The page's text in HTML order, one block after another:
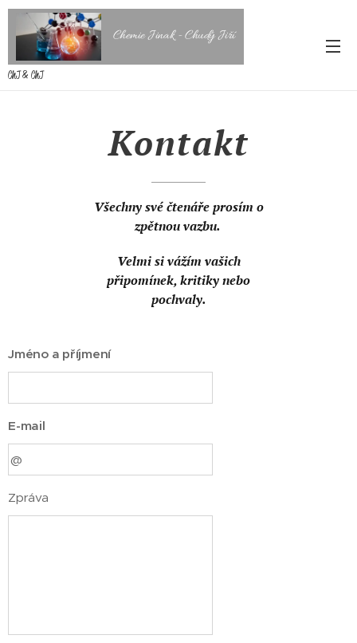
Chemie Jinak - Chudý Jiří
ChJ & ChJ
Kontakt
Všechny své čtenáře prosím o
zpětnou vazbu.
Velmi si vážím vašich
připomínek, kritiky nebo
pochvaly.
Jméno a příjmení
E-mail
Zpráva